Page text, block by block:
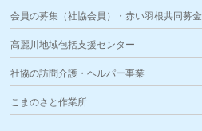
会員の募集（社協会員）・赤い羽根共同募金
高麗川地域包括支援センター
社協の訪問介護・ヘルパー事業
こまのさと作業所